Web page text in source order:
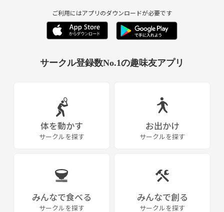
ご利用にはアプリのダウンロードが必要です
サークル登録数No.1の趣味友アプリ
体を動かす
サークルを探す
お出かけ
サークルを探す
みんなで食べる
サークルを探す
みんなで創る
サークルを探す